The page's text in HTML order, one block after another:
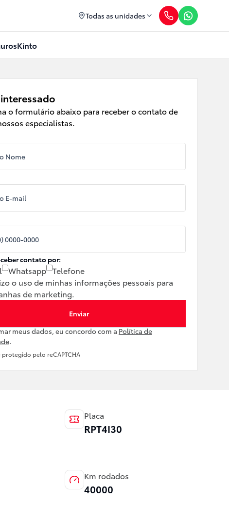
Todas as unidades
Kinto
o formulário abaixo para receber o contato de
especialistas.
contato por:
Whatsapp Telefone
o uso de minhas informações pessoais para
de marketing.
Enviar
meus dados, eu concordo com a Política de
.
protegido pelo reCAPTCHA
Placa
RPT4I30
Km rodados
40000